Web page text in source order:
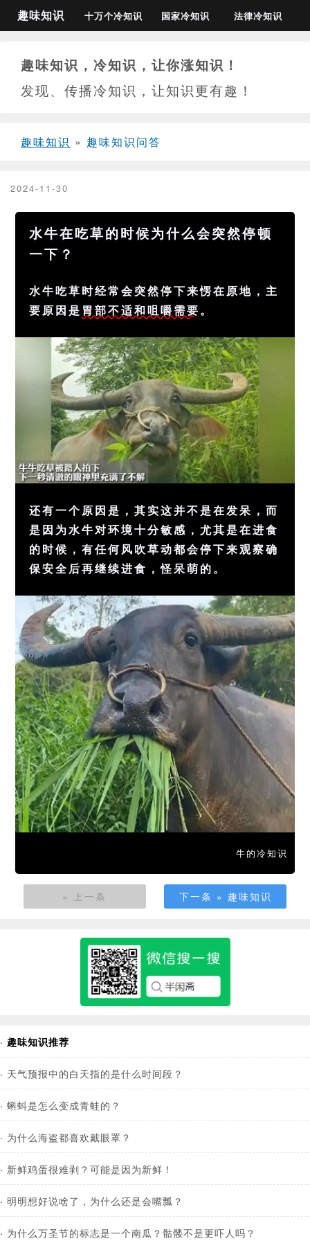
趣味知识 十万个冷知识 国家冷知识 法律冷知识
趣味知识，冷知识，让你涨知识！
发现、传播冷知识，让知识更有趣！
趣味知识 » 趣味知识问答
2024-11-30
水牛在吃草的时候为什么会突然停顿
一下？
水牛吃草时经常会突然停下来愣在原地，主
要原因是 胃部不适和咀嚼需要‌。
还有一个原因是，其实这并不是在发呆，而
是因为水牛对环境十分敏感，尤其是在进食
的时候，有任何风吹草动都会停下来观察确
保安全后再继续进食，怪呆萌的。
牛的冷知识
« 上一条 下一条 » 趣味知识
· 趣味知识推荐
· 天气预报中的白天指的是什么时间段？
· 蝌蚪是怎么变成青蛙的？
· 为什么海盗都喜欢戴眼罩？
· 新鲜鸡蛋很难剥？可能是因为新鲜！
· 明明想好说啥了，为什么还是会嘴瓢？
· 为什么万圣节的标志是一个南瓜？骷髅不是更吓人吗？